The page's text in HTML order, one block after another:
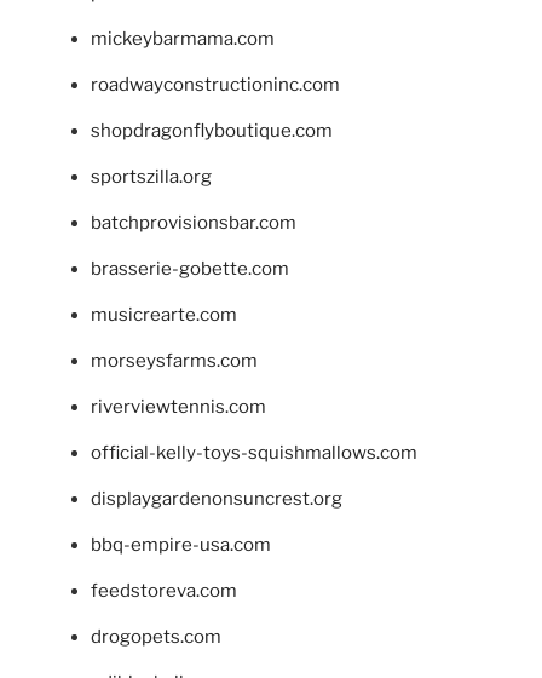
mickeybarmama.com
roadwayconstructioninc.com
shopdragonflyboutique.com
sportszilla.org
batchprovisionsbar.com
brasserie-gobette.com
musicrearte.com
morseysfarms.com
riverviewtennis.com
official-kelly-toys-squishmallows.com
displaygardenonsuncrest.org
bbq-empire-usa.com
feedstoreva.com
drogopets.com